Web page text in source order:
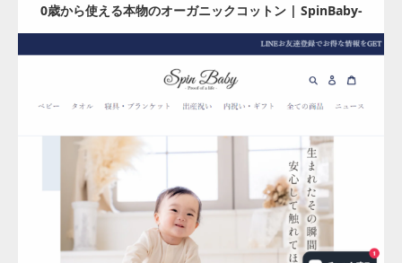
0歳から使える本物のオーガニックコットン | SpinBaby-
スピンベビー-
アパレル・バッグ
Detail